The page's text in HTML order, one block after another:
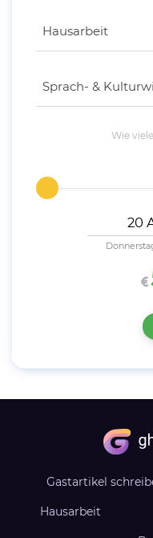
Hausarbeit
Sprach- &
Wie viele
Gastartikel
Hausarbeit